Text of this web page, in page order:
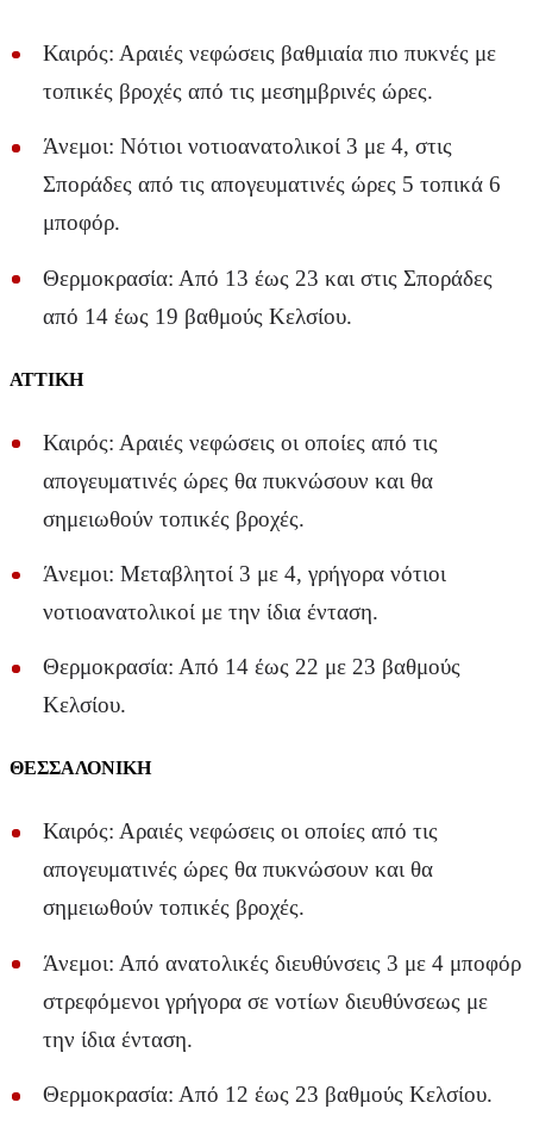
Καιρός: Αραιές νεφώσεις βαθμιαία πιο πυκνές με
τοπικές βροχές από τις μεσημβρινές ώρες.
Άνεμοι: Νότιοι νοτιοανατολικοί 3 με 4, στις
Σποράδες από τις απογευματινές ώρες 5 τοπικά 6
μποφόρ.
Θερμοκρασία: Από 13 έως 23 και στις Σποράδες
από 14 έως 19 βαθμούς Κελσίου.
ΑΤΤΙΚΗ
Καιρός: Αραιές νεφώσεις οι οποίες από τις
απογευματινές ώρες θα πυκνώσουν και θα
σημειωθούν τοπικές βροχές.
Άνεμοι: Μεταβλητοί 3 με 4, γρήγορα νότιοι
νοτιοανατολικοί με την ίδια ένταση.
Θερμοκρασία: Από 14 έως 22 με 23 βαθμούς
Κελσίου.
ΘΕΣΣΑΛΟΝΙΚΗ
Καιρός: Αραιές νεφώσεις οι οποίες από τις
απογευματινές ώρες θα πυκνώσουν και θα
σημειωθούν τοπικές βροχές.
Άνεμοι: Από ανατολικές διευθύνσεις 3 με 4 μποφόρ
στρεφόμενοι γρήγορα σε νοτίων διευθύνσεως με
την ίδια ένταση.
Θερμοκρασία: Από 12 έως 23 βαθμούς Κελσίου.